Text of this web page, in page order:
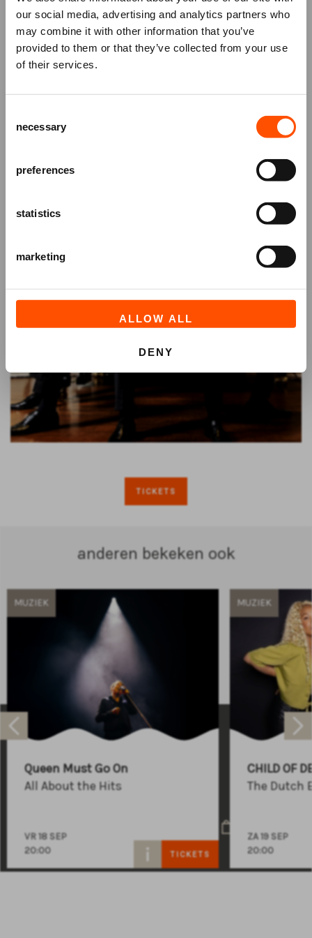
our social media, advertising and analytics partners who
may combine it with other information that you’ve
provided to them or that they’ve collected from your use
of their services.
Selection
necessary
preferences
statistics
marketing
ALLOW ALL
DENY
juiste prijs. Ben je Vriend maar heb je geen
actiecode ontvangen? Neem dan contact op met
deTheaterkassa.
Let op: de verkoop van deze voorstelling in de Grote
TICKETS
anderen bekeken ook
MUZIEK
Queen Must Go On
All About the Hits
VR 18 SEP
20:00
TICKETS
MUZIEK
CHILD OF
The Dutch
ZA 19 SEP
20:00
+31 (0)591 - 850 856
info@atlastheater.nl
Mis niks
en speciale aanbiedingen!